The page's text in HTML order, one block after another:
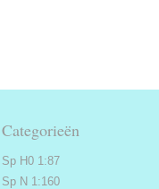
Categorieën
Sp H0 1:87
Sp N 1:160